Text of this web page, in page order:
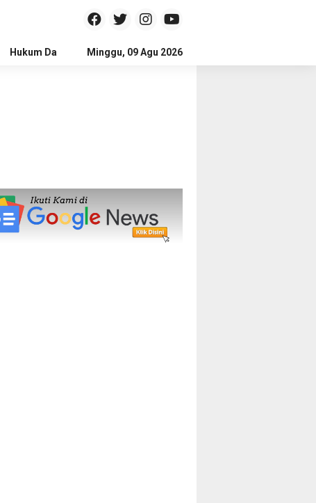
Hukum Dan Kriminal Politik Pendidikan
Minggu, 09 Agu 2026